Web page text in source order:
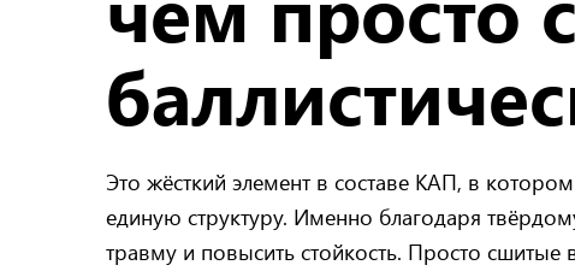
Это жёсткий элемент в составе КАП, в
единую структуру. Именно благодаря
травму и повысить стойкость. Просто сшитые